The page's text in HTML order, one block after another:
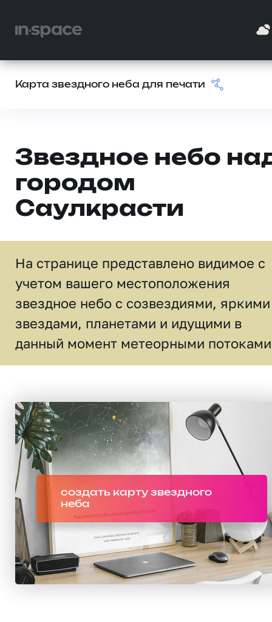
Карта звездного неба для печати
Звездное небо
городом
Саулкрасти
На странице представлено видимое c
учетом вашего местоположения
звездное небо c созвездиями, яркими
звездами, планетами и идущими в
данный момент метеорными
создать карту звездного
неба